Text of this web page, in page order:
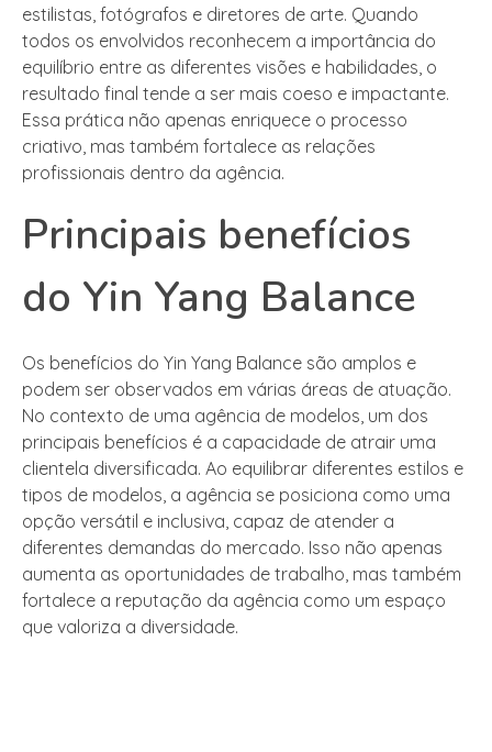
estilistas, fotógrafos e diretores de arte. Quando
todos os envolvidos reconhecem a importância do
equilíbrio entre as diferentes visões e habilidades, o
resultado final tende a ser mais coeso e impactante.
Essa prática não apenas enriquece o processo
criativo, mas também fortalece as relações
profissionais dentro da agência.
Principais benefícios
do Yin Yang Balance
Os benefícios do Yin Yang Balance são amplos e
podem ser observados em várias áreas de atuação.
No contexto de uma agência de modelos, um dos
principais benefícios é a capacidade de atrair uma
clientela diversificada. Ao equilibrar diferentes estilos e
tipos de modelos, a agência se posiciona como uma
opção versátil e inclusiva, capaz de atender a
diferentes demandas do mercado. Isso não apenas
aumenta as oportunidades de trabalho, mas também
fortalece a reputação da agência como um espaço
que valoriza a diversidade.